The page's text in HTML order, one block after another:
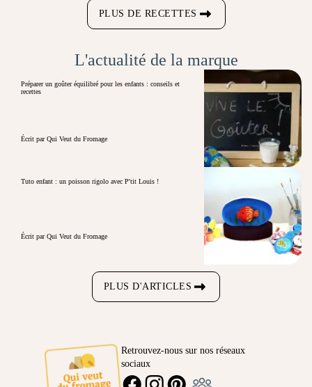
PLUS DE RECETTES
L'actualité de la marque
Préparer un goûter équilibré pour les enfants : conseils et
recettes
Écrit par Qui Veut du Fromage
Tuto enfant : un poisson rigolo avec P'tit Louis !
Écrit par Qui Veut du Fromage
PLUS D'ARTICLES
Retrouvez-nous sur nos réseaux
sociaux
FACEBOOKINSTAGRAMPINTEREST